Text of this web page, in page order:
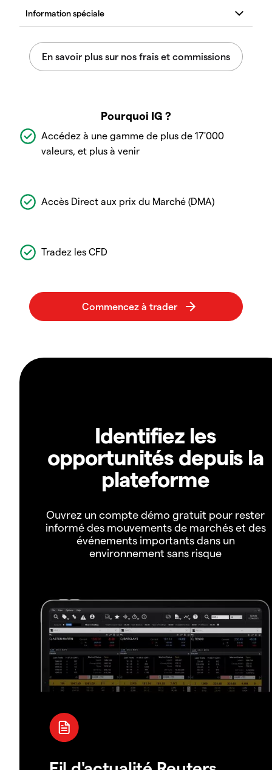
Pourquoi IG ?
Accédez à une gamme de plus de 17'000
valeurs, et plus à venir
Accès Direct aux prix du Marché (DMA)
Tradez les CFD
Identifiez les
opportunités depuis la
plateforme
Ouvrez un compte démo gratuit pour rester
informé des mouvements de marchés et des
événements importants dans un
environnement sans risque